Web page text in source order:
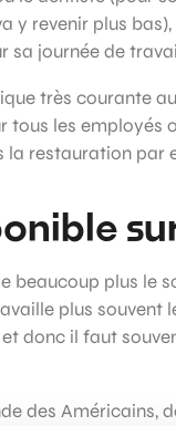
y revenir plus
sa journée de
très courante
les employés
restauration par
beaucoup plus le
plus souvent
donc il faut
des Américains,